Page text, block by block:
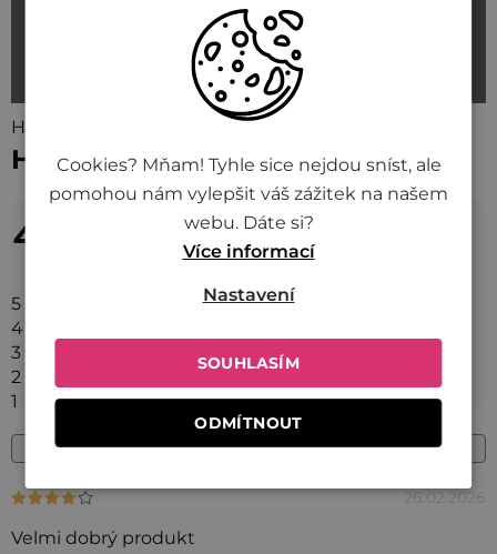
Hodnotenie (9)
Hodnotenie tovaru
4,9
Priemerné
hodnotenie
hviezdičiek.
9 hodnotení
5
4
3
2
1
0x
Pridať hodnotenie
V
ý
Hodnotenie produktu je 4 z 5 hviezdičiek. 26.02.2026
Velmi dobrý produkt
Cookies? Mňam! Tyhle sice nejdou sníst, ale
pomohou nám vylepšit váš zážitek na našem
webu. Dáte si?
Více informací
SOUHLASÍM
ODMÍTNOUT
Nastavení